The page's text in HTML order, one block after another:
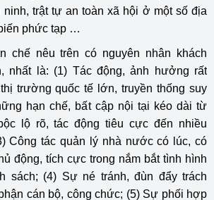
ninh, trật tự an toàn xã hội ở một số địa
phức tạp …
chế nêu trên có nguyên nhân khách
nhất là: (1) Tác động, ảnh hưởng rất
trường quốc tế lớn, truyền thống suy
hạn chế, bất cập nội tại kéo dài từ
lộ rõ, tác động tiêu cực đến nhiều
Công tác quản lý nhà nước có lúc, có
động, tích cực trong nắm bắt tình hình
sách; (4) Sự né tránh, đùn đẩy trách
cán bộ, công chức; (5) Sự phối hợp